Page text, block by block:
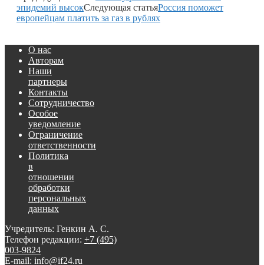
эпидемий высокСледующая статьяРоссия поможет
европейцам платить за газ в рублях
О нас
Авторам
Наши
партнеры
Контакты
Сотрудничество
Особое
уведомление
Ограничение
ответственности
Политика
в
отношении
обработки
персональных
данных
Учредитель: Генкин А. С.
Телефон редакции: +7 (495)
003-9824
E-mail: info@if24.ru